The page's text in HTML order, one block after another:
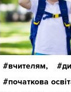
вчителям,
початкова